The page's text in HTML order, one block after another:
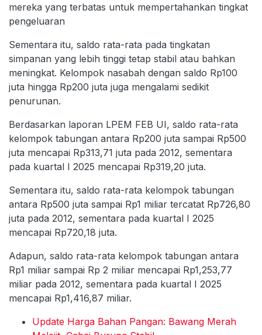
mereka yang terbatas untuk mempertahankan tingkat
pengeluaran
Sementara itu, saldo rata-rata pada tingkatan
simpanan yang lebih tinggi tetap stabil atau bahkan
meningkat. Kelompok nasabah dengan saldo Rp100
juta hingga Rp200 juta juga mengalami sedikit
penurunan.
Berdasarkan laporan LPEM FEB UI, saldo rata-rata
kelompok tabungan antara Rp200 juta sampai Rp500
juta mencapai Rp313,71 juta pada 2012, sementara
pada kuartal I 2025 mencapai Rp319,20 juta.
Sementara itu, saldo rata-rata kelompok tabungan
antara Rp500 juta sampai Rp1 miliar tercatat Rp726,80
juta pada 2012, sementara pada kuartal I 2025
mencapai Rp720,18 juta.
Adapun, saldo rata-rata kelompok tabungan antara
Rp1 miliar sampai Rp 2 miliar mencapai Rp1,253,77
miliar pada 2012, sementara pada kuartal I 2025
mencapai Rp1,416,87 miliar.
Update Harga Bahan Pangan: Bawang Merah